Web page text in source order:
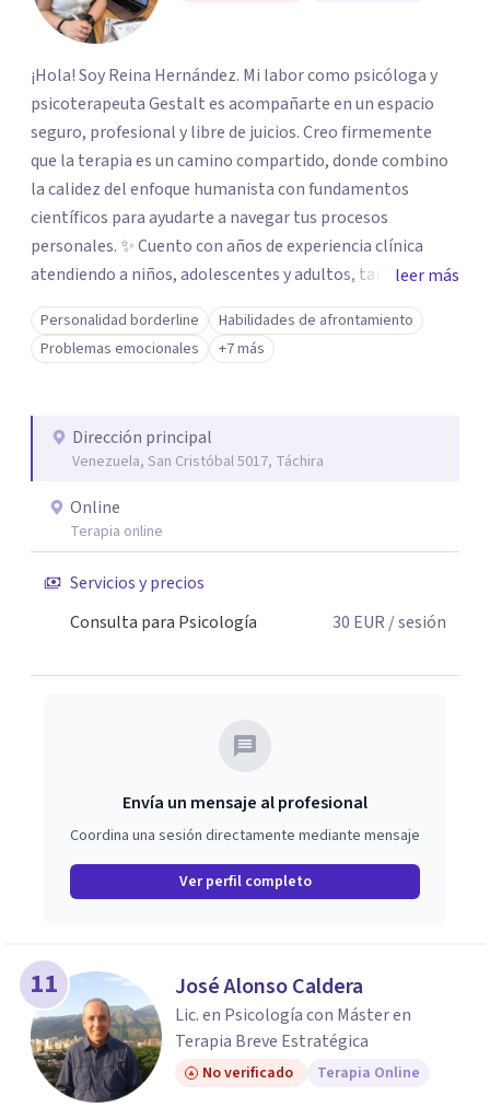
¡Hola! Soy Reina Hernández. Mi labor como psicóloga y
psicoterapeuta Gestalt es acompañarte en un espacio
seguro, profesional y libre de juicios. Creo firmemente
que la terapia es un camino compartido, donde combino
la calidez del enfoque humanista con fundamentos
científicos para ayudarte a navegar tus procesos
personales. ✨ Cuento con años de experiencia clínica
atendiendo a niños, adolescentes y adultos, tanto en mi
consultorio privado como en entornos especializados. Me
especializo en el abordaje de traumas, trastornos del
ánimo, duelos y los desafíos emocionales que surgen con
integral: desde la contención en crisis hasta el diseño de
tratamientos personalizados, mi meta es brindarte
herramientas reales para tu bienestar. 🫂 Mi formación
como Licenciada en Psicología, sumada a mis estudios en
psicopatología, psicología clínica, comunitaria y
psicoterapia Gestalt, me permite ofrecerte una atención
clínica sólida y actualizada. Estoy aquí para escucharte y
trabajar juntos en tu proceso de resignificación y
leer más
Personalidad borderline
Habilidades de afrontamiento
Problemas emocionales
+7 más
Dirección principal
Venezuela, San Cristóbal 5017, Táchira
Online
Terapia online
Servicios y precios
Consulta para Psicología
30 EUR / sesión
Envía un mensaje al profesional
Coordina una sesión directamente mediante mensaje
Ver perfil completo
11 José Alonso Caldera
Lic. en Psicología con Máster en
Terapia Breve Estratégica
No verificado Terapia Online